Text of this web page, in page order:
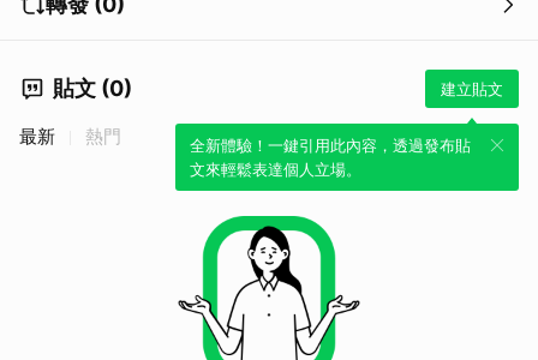
貼文 (0) 建立貼文
全新體驗！一鍵引用此內容，透過發布貼
文來輕鬆表達個人立場。
最新 熱門